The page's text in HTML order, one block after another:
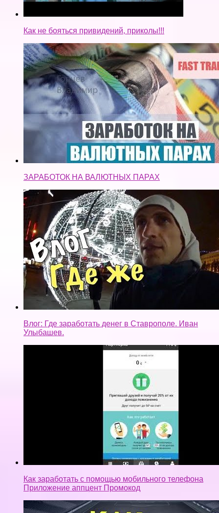
Как не бояться привидений, приколы!!!
ЗАРАБОТОК НА ВАЛЮТНЫХ ПАРАХ
Влог: Где заработать денег в Ставрополе. Иван
Улыбашев.
Как заработать с помощью мобильного телефона
Приложение аппцент Промокод